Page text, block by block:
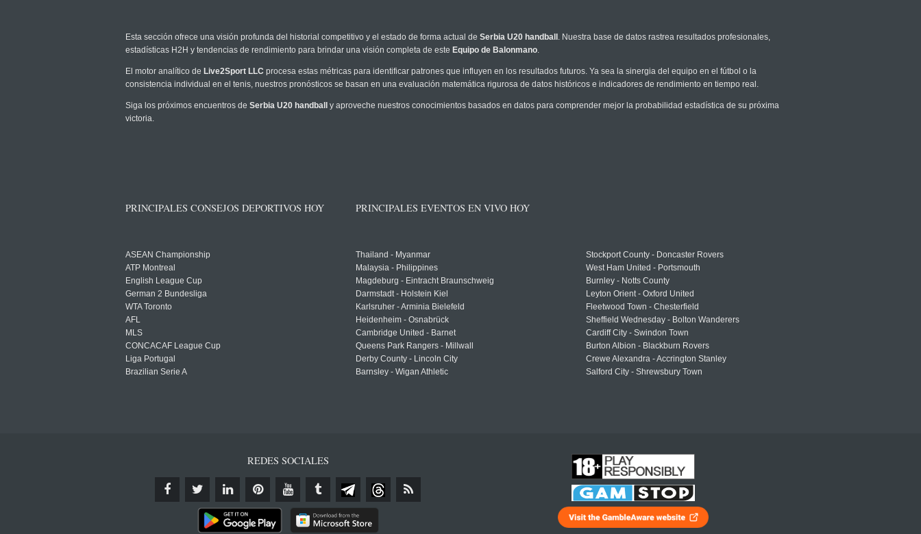
Esta sección ofrece una visión profunda del historial competitivo y el estado de forma actual de Serbia U20 handball . Nuestra base de datos rastrea resultados profesionales,
estadísticas H2H y tendencias de rendimiento para brindar una visión completa de este Equipo de Balonmano.
El motor analítico de Live2Sport LLC procesa estas métricas para identificar patrones que influyen en los resultados futuros. Ya sea la sinergia del equipo en el fútbol o la
consistencia individual en el tenis, nuestros pronósticos se basan en una evaluación matemática rigurosa de datos históricos e indicadores de rendimiento en tiempo real.
Siga los próximos encuentros de Serbia U20 handball
y aproveche nuestros conocimientos basados en datos para comprender mejor la probabilidad estadística de su próxima
victoria.
PRINCIPALES CONSEJOS DEPORTIVOS HOY
ASEAN Championship
ATP Montreal
English League Cup
German 2 Bundesliga
WTA Toronto
AFL
MLS
CONCACAF League Cup
Liga Portugal
Brazilian Serie A
PRINCIPALES EVENTOS EN VIVO HOY
Thailand - Myanmar
Malaysia - Philippines
Magdeburg - Eintracht Braunschweig
Darmstadt - Holstein Kiel
Karlsruher - Arminia Bielefeld
Heidenheim - Osnabrück
Cambridge United - Barnet
Queens Park Rangers - Millwall
Derby County - Lincoln City
Barnsley - Wigan Athletic
Stockport County - Doncaster Rovers
West Ham United - Portsmouth
Burnley - Notts County
Leyton Orient - Oxford United
Fleetwood Town - Chesterfield
Sheffield Wednesday - Bolton Wanderers
Cardiff City - Swindon Town
Burton Albion - Blackburn Rovers
Crewe Alexandra - Accrington Stanley
Salford City - Shrewsbury Town
REDES SOCIALES